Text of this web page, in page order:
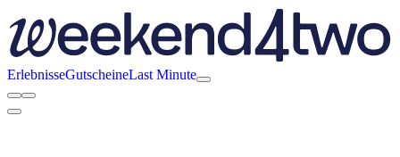
ErlebnisseGutscheineLast Minute